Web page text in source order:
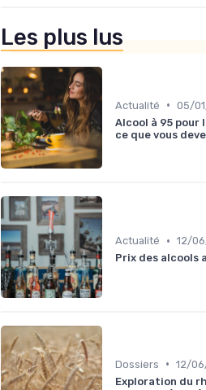
Les plus lus
Actualité • 05/
Alcool à 95
ce que vous
Actualité • 12/
Prix des alcools
Dossiers • 12/
Exploration du